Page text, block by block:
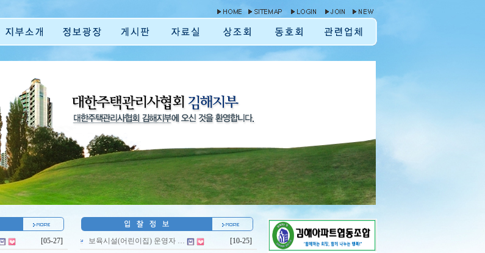
[05-27]
보육시설(어린이집) 운영자 …
[10-25]